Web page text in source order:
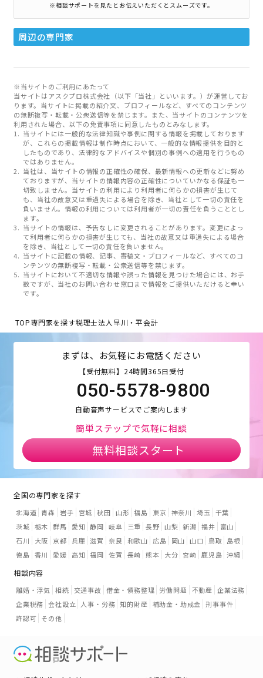
※相談サポートを見たとお伝えいただくとスムーズです。
周辺の専門家
※当サイトのご利用にあたって
当サイトはアスクプロ株式会社（以下「当社」といいます。）が運営してお
ります。当サイトに掲載の紹介文、プロフィールなど、すべてのコンテンツ
の無断複写・転載・公衆送信等を禁じます。また、当サイトのコンテンツを
利用された場合、以下の免責事項に同意したものとみなします。
当サイトには一般的な法律知識や事例に関する情報を掲載しております
が、これらの掲載情報は制作時点において、一般的な情報提供を目的と
したものであり、法律的なアドバイスや個別の事例への適用を行うもの
ではありません。
当社は、当サイトの情報の正確性の確保、最新情報への更新などに努め
ておりますが、当サイトの情報内容の正確性についていかなる保証も一
切致しません。当サイトの利用により利用者に何らかの損害が生じて
も、当社の故意又は重過失による場合を除き、当社として一切の責任を
負いません。情報の利用については利用者が一切の責任を負うこととし
ます。
当サイトの情報は、予告なしに変更されることがあります。変更によっ
て利用者に何らかの損害が生じても、当社の故意又は重過失による場合
を除き、当社として一切の責任を負いません。
当サイトに記載の情報、記事、寄稿文・プロフィールなど、すべてのコ
ンテンツの無断複写・転載・公衆送信等を禁じます。
当サイトにおいて不適切な情報や誤った情報を見つけた場合には、お手
数ですが、当社のお問い合わせ窓口まで情報をご提供いただけると幸い
です。
TOP専門家を探す税理士法人早川・平会計
まずは、お気軽にお電話ください
【受付無料】24時間365日受付
050-5578-9800
自動音声サービスでご案内します
簡単ステップで気軽に相談
無料相談スタート
全国の専門家を探す
北海道 青森 岩手 宮城 秋田 山形 福島 東京 神奈川 埼玉 千葉
茨城 栃木 群馬 愛知 静岡 岐阜 三重 長野 山梨 新潟 福井
富山
石川
大阪 京都 兵庫 滋賀 奈良 和歌山 広島 岡山 山口 鳥取
島根
徳島 香川 愛媛 高知 福岡 佐賀 長崎 熊本 大分 宮崎 鹿児島 沖縄
相談内容
離婚・浮気 相続 交通事故 借金・債務整理 労働問題 不動産 企業法務
企業税務 会社設立 人事・労務 知的財産 補助金・助成金 刑事事件
許認可 その他